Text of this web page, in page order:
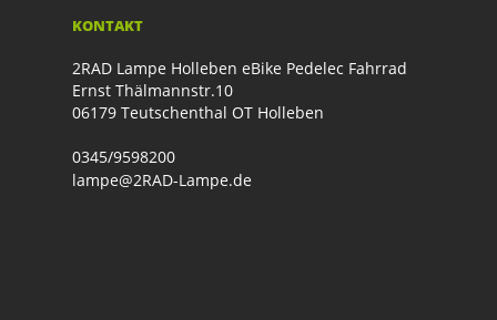
KONTAKT
2RAD Lampe Holleben eBike Pedelec Fahrrad
Ernst Thälmannstr.10
06179 Teutschenthal OT Holleben
0345/9598200
lampe@2RAD-Lampe.de